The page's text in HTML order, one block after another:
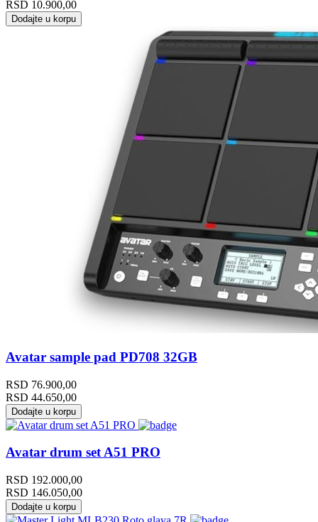
RSD 10.900,00
Dodajte u korpu
Avatar sample pad PD708 32GB
RSD 76.900,00
RSD 44.650,00
Dodajte u korpu
Avatar drum set A51 PRO
RSD 192.000,00
RSD 146.050,00
Dodajte u korpu